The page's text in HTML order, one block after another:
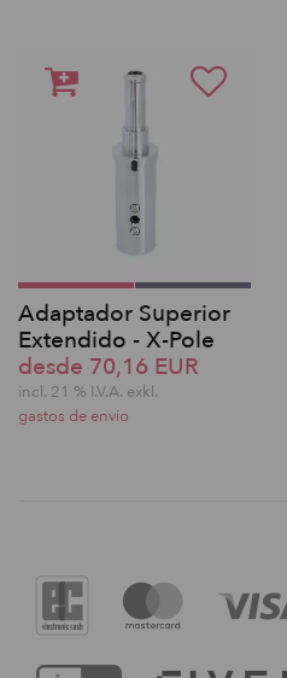
Adaptador Superior
Extendido - X-Pole
desde 70,16 EUR
incl. 21 % I.V.A. exkl.
gastos de envio